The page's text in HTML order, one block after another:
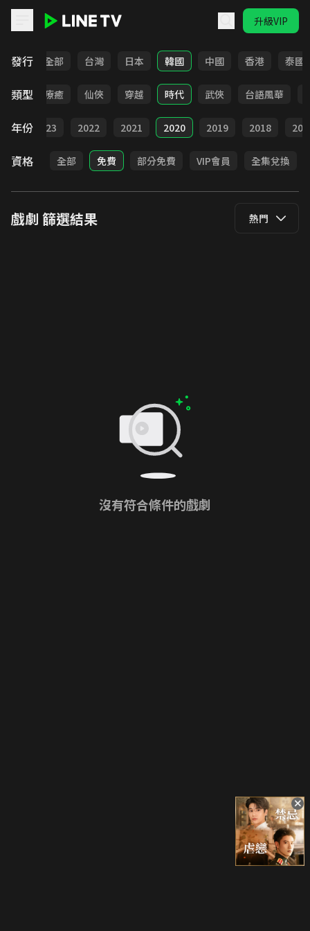
升級VIP
發行 全部 台灣 日本 韓國 中國 香港 泰國
類型
驚悚 療癒 仙俠 穿越 時代 武俠 台語風華
年份 2023 2022 2021 2020 2019 2018
資格 全部 免費 部分免費 VIP會員 全集兌換
戲劇 篩選結果 熱門
沒有符合條件的戲劇